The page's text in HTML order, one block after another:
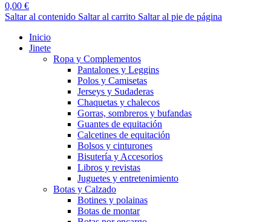
0,00 €
Saltar al contenido Saltar al carrito Saltar al pie de página
Inicio
Jinete
Ropa y Complementos
Pantalones y Leggins
Polos y Camisetas
Jerseys y Sudaderas
Chaquetas y chalecos
Gorras, sombreros y bufandas
Guantes de equitación
Calcetines de equitación
Bolsos y cinturones
Bisutería y Accesorios
Libros y revistas
Juguetes y entretenimiento
Botas y Calzado
Botines y polainas
Botas de montar